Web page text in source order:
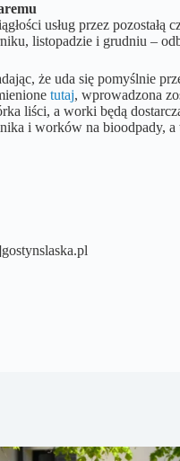
usług przez
listopadzie i grudniu –
że uda się pomyślnie
tutaj, wprowadzona
liści, a worki będą
i worków na bioodpady,